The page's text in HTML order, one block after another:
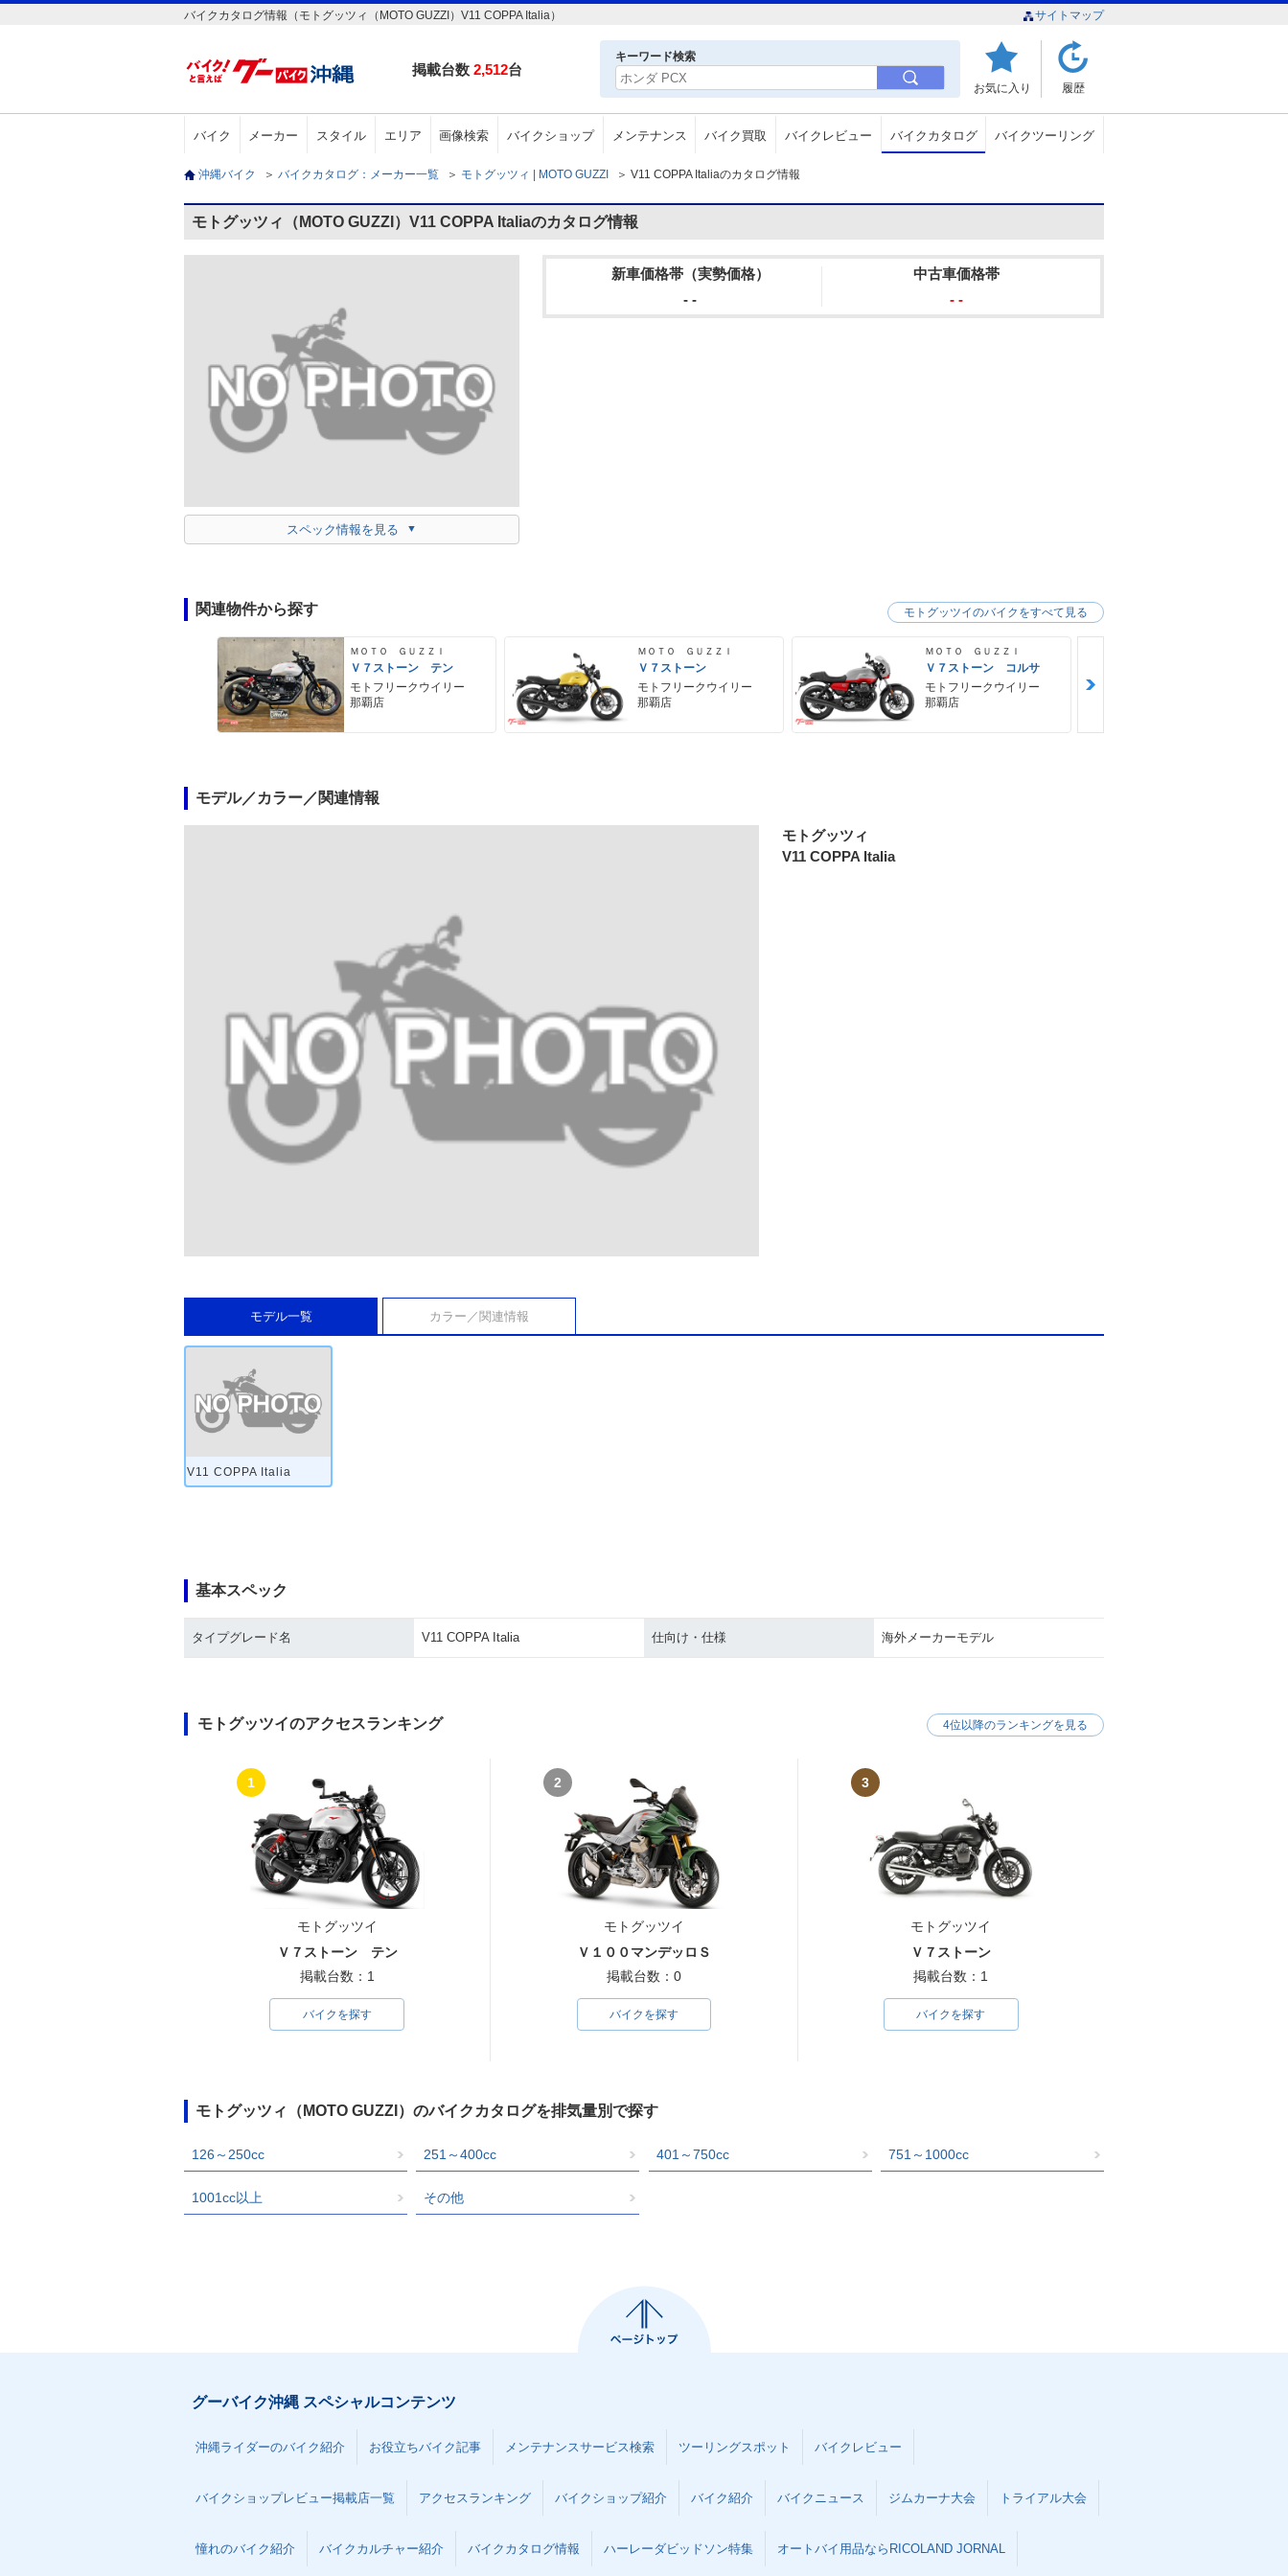
バイクカタログ情報（モトグッツィ（MOTO GUZZI）V11 COPPA Italia） サイトマップ
掲載台数 2,512台
キーワード検索
お気に入り 履歴
バイク メーカー スタイル エリア 画像検索 バイクショップ メンテナンス バイク買取 バイクレビュー バイクカタログ バイクツーリング
沖縄バイク ＞ バイクカタログ：メーカー一覧 ＞ モトグッツィ | MOTO GUZZI ＞ V11 COPPA Italiaのカタログ情報
モトグッツィ（MOTO GUZZI）V11 COPPA Italiaのカタログ情報
スペック情報を見る
新車価格帯（実勢価格）
- -
中古車価格帯
- -
関連物件から探す
ＭＯＴＯ ＧＵＺＺＩ
Ｖ７ストーン テン
モトフリークウイリー
那覇店
ＭＯＴＯ ＧＵＺＺＩ
Ｖ７ストーン
モトフリークウイリー
那覇店
ＭＯＴＯ ＧＵＺＺＩ
Ｖ７ストーン コルサ
モトフリークウイリー
那覇店
モトグッツイのバイクをすべて見る
モデル／カラー／関連情報
モトグッツィ
V11 COPPA Italia
モデル一覧 カラー／関連情報
V11 COPPA Italia
基本スペック
タイプグレード名 V11 COPPA Italia 仕向け・仕様 海外メーカーモデル
モトグッツイのアクセスランキング
1
モトグッツイ
Ｖ７ストーン テン
掲載台数：1
バイクを探す
2
モトグッツイ
Ｖ１００マンデッロＳ
掲載台数：0
バイクを探す
3
モトグッツイ
Ｖ７ストーン
掲載台数：1
バイクを探す
4位以降のランキングを見る
モトグッツィ（MOTO GUZZI）のバイクカタログを排気量別で探す
126～250cc 251～400cc 401～750cc 751～1000cc
1001cc以上 その他
グーバイク沖縄 スペシャルコンテンツ
沖縄ライダーのバイク紹介 お役立ちバイク記事 メンテナンスサービス検索 ツーリングスポット バイクレビュー
バイクショップレビュー掲載店一覧 アクセスランキング バイクショップ紹介 バイク紹介 バイクニュース ジムカーナ大会 トライアル大会
憧れのバイク紹介 バイクカルチャー紹介 バイクカタログ情報 ハーレーダビッドソン特集 オートバイ用品ならRICOLAND JORNAL